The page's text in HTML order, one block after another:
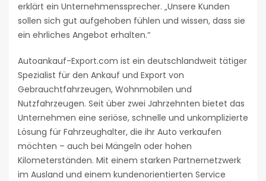
erklärt ein Unternehmenssprecher. „Unsere Kunden
sollen sich gut aufgehoben fühlen und wissen, dass sie
ein ehrliches Angebot erhalten.“
Autoankauf-Export.com ist ein deutschlandweit tätiger
Spezialist für den Ankauf und Export von
Gebrauchtfahrzeugen, Wohnmobilen und
Nutzfahrzeugen. Seit über zwei Jahrzehnten bietet das
Unternehmen eine seriöse, schnelle und unkomplizierte
Lösung für Fahrzeughalter, die ihr Auto verkaufen
möchten – auch bei Mängeln oder hohen
Kilometerständen. Mit einem starken Partnernetzwerk
im Ausland und einem kundenorientierten Service